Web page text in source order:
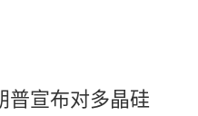
普宣布对多晶硅